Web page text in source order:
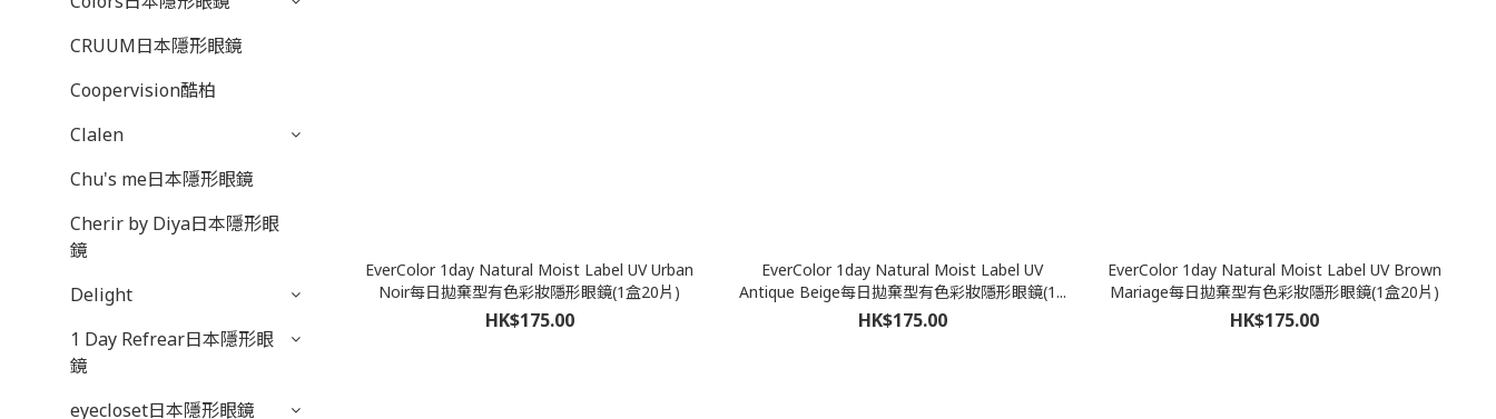
CRUUM日本隱形眼鏡
Coopervision酷柏
Clalen
Chu's me日本隱形眼鏡
Cherir by Diya日本隱形眼
鏡
Delight
1 Day Refrear日本隱形眼
鏡
eyecloset日本隱形眼鏡
EverColor 1day Natural Moist Label UV Urban
Noir每日拋棄型有色彩妝隱形眼鏡(1盒20片)
HK$175.00
EverColor 1day Natural Moist Label UV
Antique Beige每日拋棄型有色彩妝隱形眼鏡(1...
HK$175.00
EverColor 1day Natural Moist Label UV Brown
Mariage每日拋棄型有色彩妝隱形眼鏡(1盒20片)
HK$175.00